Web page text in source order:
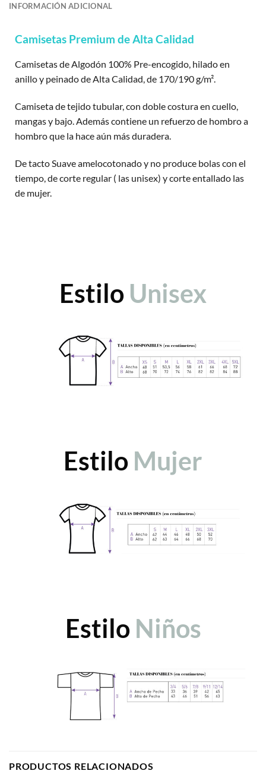
INFORMACIÓN ADICIONAL
Camisetas Premium de Alta Calidad
Camisetas de Algodón 100% Pre-encogido, hilado en
anillo y peinado de Alta Calidad, de 170/190 g/m².
Camiseta de tejido tubular, con doble costura en cuello,
mangas y bajo. Además contiene un refuerzo de hombro a
hombro que la hace aún más duradera.
De tacto Suave amelocotonado y no produce bolas con el
tiempo, de corte regular ( las unisex) y corte entallado las
de mujer.
Estilo Unisex
Estilo Mujer
Estilo Niños
PRODUCTOS RELACIONADOS